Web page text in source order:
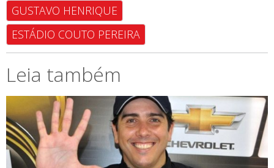
GUSTAVO HENRIQUE
ESTÁDIO COUTO PEREIRA
Leia também